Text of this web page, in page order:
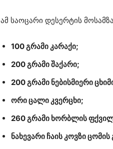
ამ საოცარი დესერტის
100 გრამი კარაქი;
200 გრამი შაქარი;
200 გრამი ნებისმიერი
ორი ცალი კვერცხი;
260 გრამი ხორბლის
ნახევარი ჩაის კოვზი